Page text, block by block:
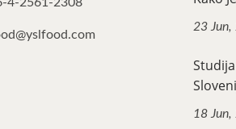
23 Jun,
18